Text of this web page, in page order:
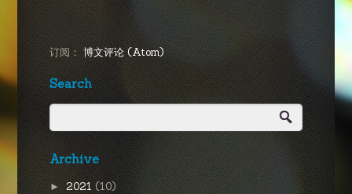
订阅：博文评论 (Atom)
Search
Archive
►2021(10)